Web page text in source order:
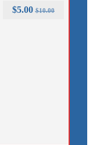
$10.00
$5.00